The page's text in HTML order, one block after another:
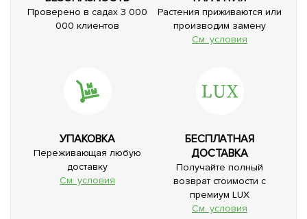
Проверено в садах 3 000
000 клиентов
Растения приживаются или
производим замену
См. условия
УПАКОВКА
Переживающая любую
доставку
См. условия
БЕСПЛАТНАЯ
ДОСТАВКА
Получайте полный
возврат стоимости с
премиум LUX
См. условия